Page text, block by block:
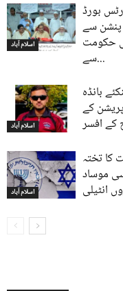
اسلام آباد
بورڈ
پنشن سے
حکومت
سے...
اسلام آباد
بانڈہ
کے
اسلام آباد
کا تختہ
موساد